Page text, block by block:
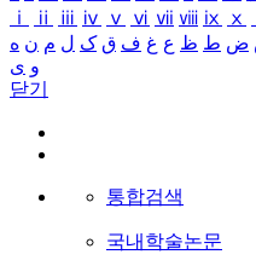
ⅰ
ⅱ ⅲ ⅳ ⅴ ⅵ ⅶ ⅷ ⅸ ⅹ
ض ط ظ ع غ ف ق ک ل م ن ه
و ی
닫기
통합검색
국내학술논문